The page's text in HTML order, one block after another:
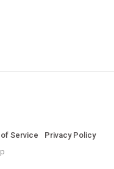
Service
Privacy Policy